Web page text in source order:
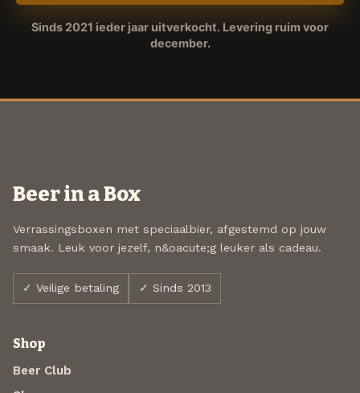
Sinds 2021 ieder jaar uitverkocht. Levering ruim voor
december.
Beer in a Box
Verrassingsboxen met speciaalbier, afgestemd op jouw
smaak. Leuk voor jezelf, n&oacute;g leuker als cadeau.
✓ Veilige betaling ✓ Sinds 2013
Shop
Beer Club